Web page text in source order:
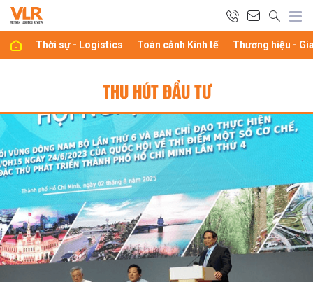
Thời sự - Logistics Toàn cảnh Kinh tế Thương hiệu -
THU HÚT ĐẦU TƯ